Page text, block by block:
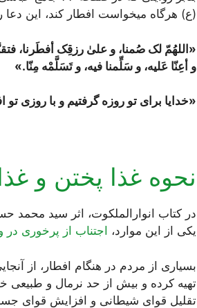
(ع) هرگاه میخواست افطار کند، این دعا
«اللهُمّ لک صُمنا، و علیٰ رزقِک أفطَرنا،
و أعِنّا عَلیه، و سَلِّمنا فیه، و تَسَلَّمْه مِنّا.
»
«خدایا براى تو روزه گرفتیم و با روزى
نحوه‌ غذا پختن و
یکی از این موارد، اجتناب از پرخوری در
بسیاری از مردم در هنگام افطار، از
تهیه کرده و بیش از حد نرمال و طبیعی
تقلیل قوای شیطانی و افزایش قوای